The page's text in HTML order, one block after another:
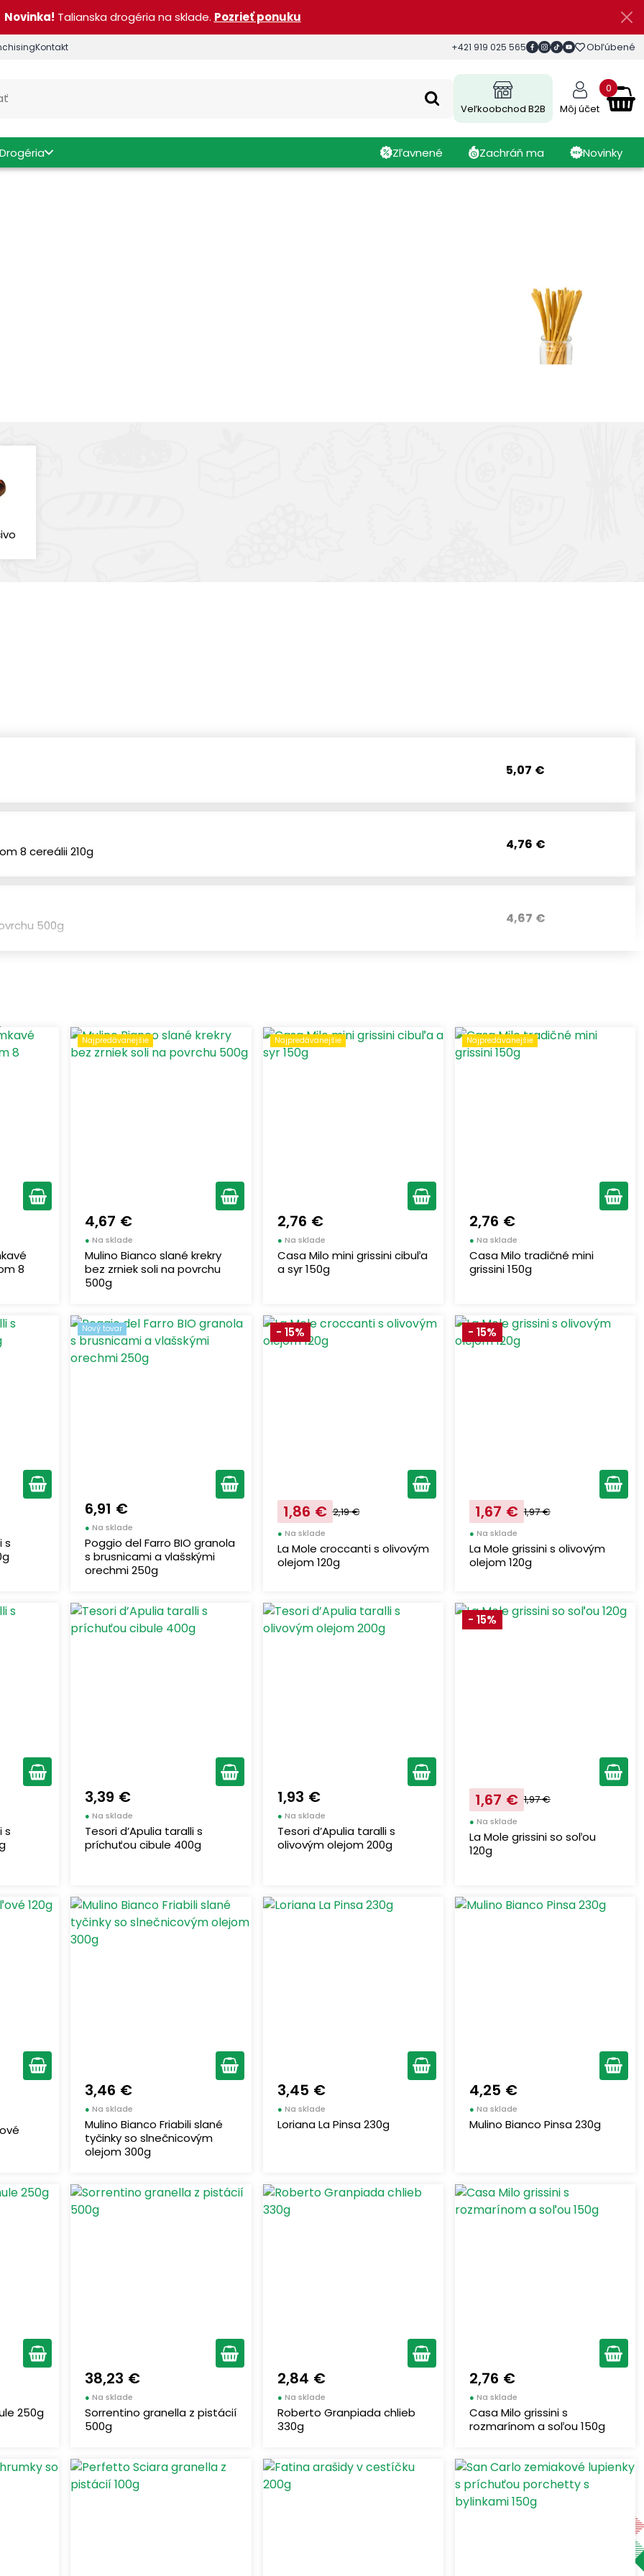
Novinka! Talianska drogéria na sklade. Pozrieť ponuku
Kontakt +421 919 025 565 Obľúbené
Veľkoobchod B2B Môj účet
0
Drogéria Zľavnené Zachráň ma Novinky
5,07 €
8 cereálii 210g 4,76 €
500g 4,67 €
8
Najpredávanejšie
4,67 €
●Na sklade
Mulino Bianco slané krekry
bez zrniek soli na povrchu
500g
Najpredávanejšie
2,76 €
● Na sklade
Casa Milo mini grissini cibuľa
a syr 150g
Najpredávanejšie
2,76 €
● Na sklade
Casa Milo tradičné mini
grissini 150g
s
Nový tovar
6,91 €
●Na sklade
Poggio del Farro BIO granola
s brusnicami a vlašskými
orechmi 250g
- 15%
1,86 € 2,19 €
● Na sklade
La Mole croccanti s olivovým
olejom 120g
- 15%
1,67 € 1,97 €
● Na sklade
La Mole grissini s olivovým
olejom 120g
s
3,39 €
●Na sklade
Tesori d’Apulia taralli s
príchuťou cibule 400g
1,93 €
● Na sklade
Tesori d’Apulia taralli s
olivovým olejom 200g
- 15%
1,67 € 1,97 €
● Na sklade
La Mole grissini so soľou
120g
3,46 €
●Na sklade
Mulino Bianco Friabili slané
tyčinky so slnečnicovým
olejom 300g
3,45 €
● Na sklade
Loriana La Pinsa 230g
4,25 €
● Na sklade
Mulino Bianco Pinsa 230g
250g
38,23 €
●Na sklade
Sorrentino granella z pistácií
500g
2,84 €
● Na sklade
Roberto Granpiada chlieb
330g
2,76 €
● Na sklade
Casa Milo grissini s
rozmarínom a soľou 150g